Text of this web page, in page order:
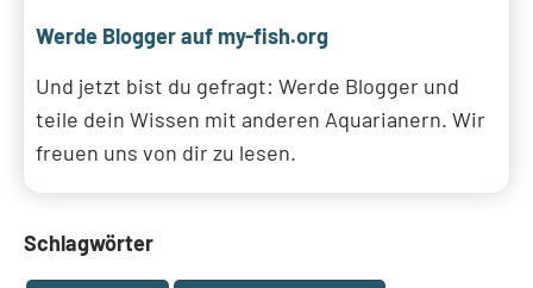
Werde Blogger auf my-fish.org
Und jetzt bist du gefragt: Werde Blogger und
teile dein Wissen mit anderen Aquarianern. Wir
freuen uns von dir zu lesen.
Schlagwörter